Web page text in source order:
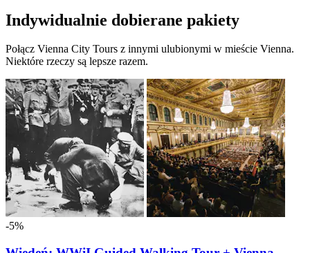
Indywidualnie dobierane pakiety
Połącz Vienna City Tours z innymi ulubionymi w mieście Vienna.
Niektóre rzeczy są lepsze razem.
-5%